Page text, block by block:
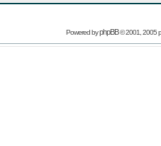
Powered byphpBB© 2001, 2005